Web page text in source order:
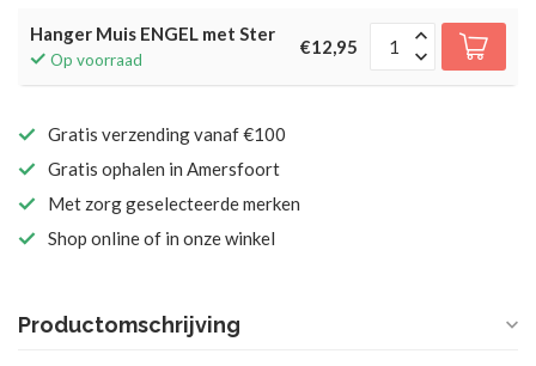
Hanger Muis ENGEL met Ster
Op voorraad
€12,95
Gratis verzending vanaf €100
Gratis ophalen in Amersfoort
Met zorg geselecteerde merken
Shop online of in onze winkel
Productomschrijving